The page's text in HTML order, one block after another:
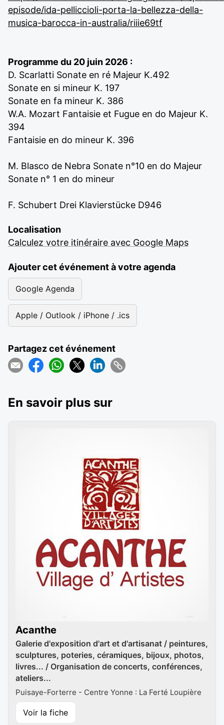
episode/ida-pelliccioli-porta-la-bellezza-della-
musica-barocca-in-australia/riiie69tf
Programme du 20 juin 2026 :
D. Scarlatti Sonate en ré Majeur K.492
Sonate en si mineur K. 197
Sonate en fa mineur K. 386
W.A. Mozart Fantaisie et Fugue en do Majeur K.
394
Fantaisie en do mineur K. 396
M. Blasco de Nebra Sonate n°10 en do Majeur
Sonate n° 1 en do mineur
F. Schubert Drei Klavierstücke D946
Localisation
Calculez votre itinéraire avec Google Maps
Ajouter cet événement à votre agenda
Google Agenda
Apple / Outlook / iPhone / .ics
Partagez cet événement
En savoir plus sur
Acanthe
Galerie d'exposition d'art et d'artisanat / peintures,
sculptures, poteries, céramiques, bijoux, photos,
livres... / Organisation de concerts, conférences,
ateliers...
Puisaye-Forterre - Centre Yonne : La Ferté Loupière
Voir la fiche